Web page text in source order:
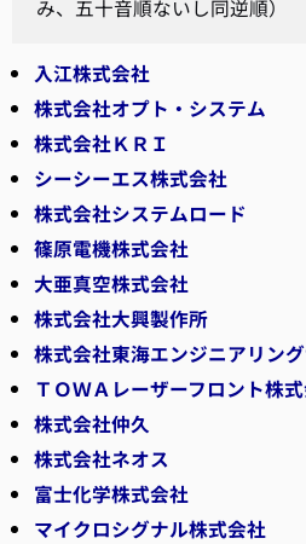
み、五十音順ないし同逆順）
入江株式会社
株式会社オプト・システム
株式会社ＫＲＩ
シーシーエス株式会社
株式会社システムロード
篠原電機株式会社
大亜真空株式会社
株式会社大興製作所
株式会社東海エンジニアリン
ＴＯＷＡレーザーフロント株
株式会社仲久
株式会社ネオス
富士化学株式会社
マイクロシグナル株式会社